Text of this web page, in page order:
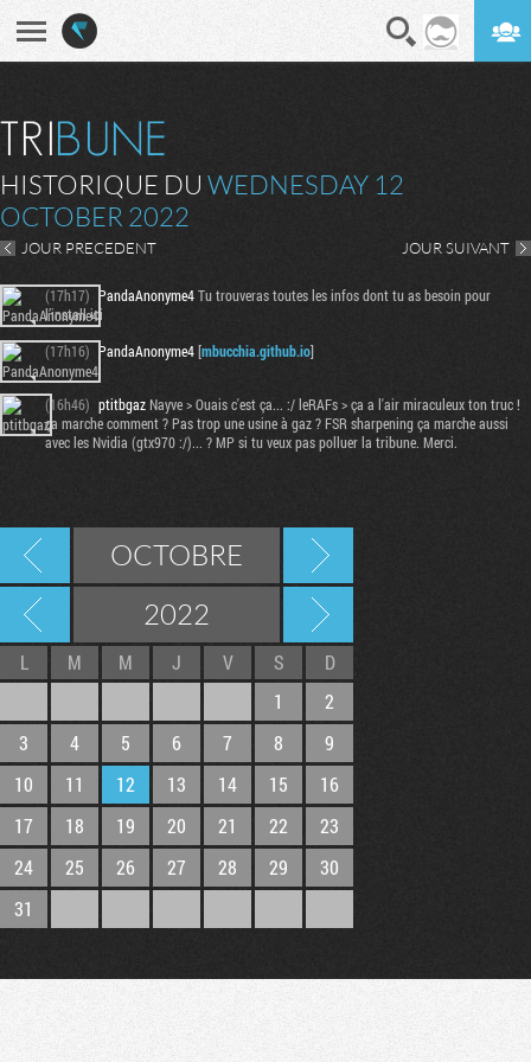
HISTORIQUE DU WEDNESDAY 12
OCTOBER 2022
JOUR PRECEDENT JOUR SUIVANT
(17h17) PandaAnonyme4Tu trouveras toutes les infos dont tu as besoin pour
l’install ici
(17h16)
PandaAnonyme4[mbucchia.github.io]
(16h46) ptitbgazNayve > Ouais c'est ça... :/ leRAFs > ça a l'air miraculeux ton truc !
ça marche comment ? Pas trop une usine à gaz ? FSR sharpening ça marche aussi
avec les Nvidia (gtx970 :/)... ? MP si tu veux pas polluer la tribune. Merci.
OCTOBRE
2022
L M M J V S
D
1
2
3
4 5 6 7 8
9
10
11 12 13 14 15
16
17
18 19 20 21 22
23
24
25 26 27 28 29
30
31
Tribune